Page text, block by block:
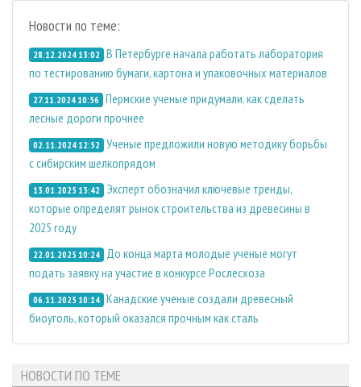
Новости по теме:
28.12.2024 13:02 В Петербурге начала работать лаборатория
по тестированию бумаги, картона и упаковочных материалов
27.11.2024 10:56 Пермские ученые придумали, как сделать
лесные дороги прочнее
02.11.2024 12:52 Ученые предложили новую методику борьбы
с сибирским шелкопрядом
13.01.2025 13:42
Эксперт обозначил ключевые тренды,
которые определят рынок строительства из древесины в
2025 году
22.01.2025 10:24
До конца марта молодые ученые могут
подать заявку на участие в конкурсе Рослесхоза
06.11.2025 10:14 Канадские ученые создали древесный
биоуголь, который оказался прочным как сталь
НОВОСТИ ПО ТЕМЕ